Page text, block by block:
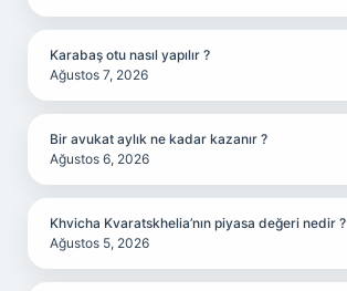
Karabaş otu nasıl yapılır ?
Ağustos 7, 2026
Bir avukat aylık ne kadar kazanır ?
Ağustos 6, 2026
Khvicha Kvaratskhelia’nın piyasa değeri nedir ?
Ağustos 5, 2026